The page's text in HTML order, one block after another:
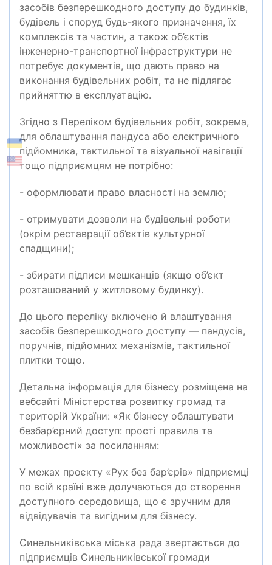
засобів безперешкодного доступу до будинків,
будівель і споруд будь-якого призначення, їх
комплексів та частин, а також об’єктів
інженерно-транспортної інфраструктури не
потребує документів, що дають право на
виконання будівельних робіт, та не підлягає
прийняттю в експлуатацію.
Згідно з Переліком будівельних робіт, зокрема,
для облаштування пандуса або електричного
підйомника, тактильної та візуальної навігації
тощо підприємцям не потрібно:
- оформлювати право власності на землю;
- отримувати дозволи на будівельні роботи
(окрім реставрації об’єктів культурної
спадщини);
- збирати підписи мешканців (якщо об’єкт
розташований у житловому будинку).
До цього переліку включено й влаштування
засобів безперешкодного доступу — пандусів,
поручнів, підйомних механізмів, тактильної
плитки тощо.
Детальна інформація для бізнесу розміщена на
вебсайті Міністерства розвитку громад та
територій України: «Як бізнесу облаштувати
безбар’єрний доступ: прості правила та
можливості» за посиланням:
У межах проєкту «Рух без бар’єрів» підприємці
по всій країні вже долучаються до створення
доступного середовища, що є зручним для
відвідувачів та вигідним для бізнесу.
Синельниківська міська рада звертається до
підприємців Синельниківської громади